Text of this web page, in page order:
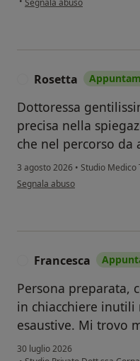
Segnala abuso
Rosetta
Dottoressa
precisa nella
che nel percorso da
3 agosto 2026 • Studio Medico
secondo l'opinione dell'utente
Segnala abuso
Francesca
Persona preparata,
in chiacchiere inutili
esaustive. Mi trovo
30 luglio 2026